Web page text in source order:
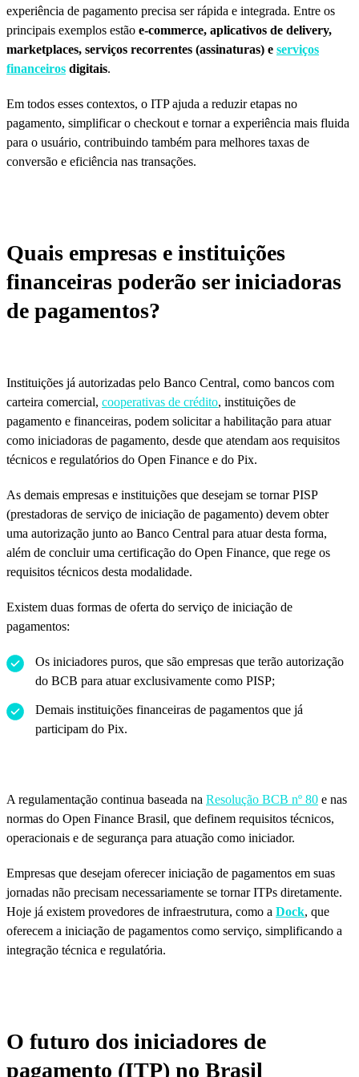
experiência de pagamento precisa ser rápida e integrada. Entre os
principais exemplos estão e-commerce, aplicativos de delivery,
marketplaces, serviços recorrentes (assinaturas) e serviços
financeiros digitais.
Em todos esses contextos, o ITP ajuda a reduzir etapas no
pagamento, simplificar o checkout e tornar a experiência mais fluida
para o usuário, contribuindo também para melhores taxas de
conversão e eficiência nas transações.
Quais empresas e instituições
financeiras poderão ser iniciadoras
de pagamentos?
Instituições já autorizadas pelo Banco Central, como bancos com
carteira comercial, cooperativas de crédito, instituições de
pagamento e financeiras, podem solicitar a habilitação para atuar
como iniciadoras de pagamento, desde que atendam aos requisitos
técnicos e regulatórios do Open Finance e do Pix.
As demais empresas e instituições que desejam se tornar PISP
(prestadoras de serviço de iniciação de pagamento) devem obter
uma autorização junto ao Banco Central para atuar desta forma,
além de concluir uma certificação do Open Finance, que rege os
requisitos técnicos desta modalidade.
Existem duas formas de oferta do serviço de iniciação de
pagamentos:
Os iniciadores puros, que são empresas que terão autorização
do BCB para atuar exclusivamente como PISP;
Demais instituições financeiras de pagamentos que já
participam do Pix.
A regulamentação continua baseada na Resolução BCB nº 80 e nas
normas do Open Finance Brasil, que definem requisitos técnicos,
operacionais e de segurança para atuação como iniciador.
Empresas que desejam oferecer iniciação de pagamentos em suas
jornadas não precisam necessariamente se tornar ITPs diretamente.
Hoje já existem provedores de infraestrutura, como a Dock, que
oferecem a iniciação de pagamentos como serviço, simplificando a
integração técnica e regulatória.
O futuro dos iniciadores de
pagamento (ITP) no Brasil